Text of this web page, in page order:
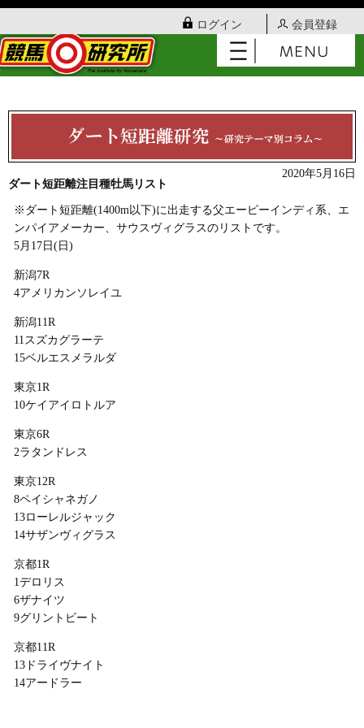
ログイン 会員登録
2020年5月16日
ダート短距離注目種牡馬リスト
※ダート短距離(1400m以下)に出走する父エーピーインディ系、エ
ンパイアメーカー、サウスヴィグラスのリストです。
5月17日(日)
新潟7R
4アメリカンソレイユ
新潟11R
11スズカグラーテ
15ベルエスメラルダ
東京1R
10ケイアイロトルア
東京6R
2ラタンドレス
東京12R
8ペイシャネガノ
13ローレルジャック
14サザンヴィグラス
京都1R
1デロリス
6ザナイツ
9グリントビート
京都11R
13ドライヴナイト
14アードラー